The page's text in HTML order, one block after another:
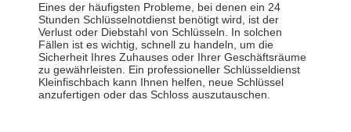
Eines der häufigsten Probleme, bei denen ein 24
Stunden Schlüsselnotdienst benötigt wird, ist der
Verlust oder Diebstahl von Schlüsseln. In solchen
Fällen ist es wichtig, schnell zu handeln, um die
Sicherheit Ihres Zuhauses oder Ihrer Geschäftsräume
zu gewährleisten. Ein professioneller Schlüsseldienst
Kleinfischbach kann Ihnen helfen, neue Schlüssel
anzufertigen oder das Schloss auszutauschen.